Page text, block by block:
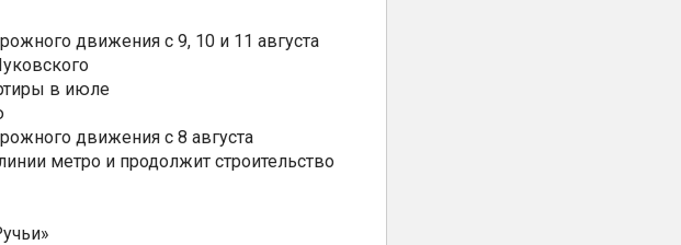
движения с 9, 10 и 11 августа
в июле
движения с 8 августа
метро и продолжит строительство